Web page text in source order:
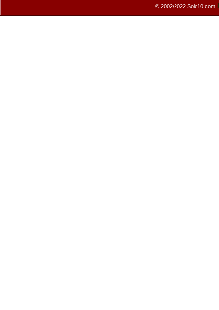
© 2002/2022 Solo10.com